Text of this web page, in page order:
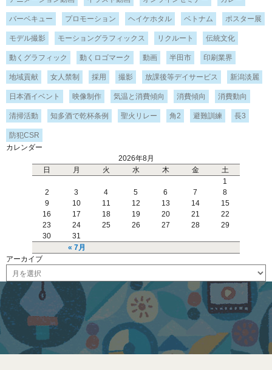
バーベキュー プロモーション ヘイケホタル ベトナム ポスター展
モデル撮影 モーショングラフィックス リクルート 伝統文化
動くグラフィック 動くロゴマーク 動画 半田市 印刷業界
地域貢献 女人禁制 採用 撮影 放課後等デイサービス 新潟淡麗
日本酒イベント 映像制作 気温と消費傾向 消費傾向 消費動向
清掃活動 知多酒で乾杯条例 聖火リレー 角2 避難訓練 長3
防犯CSR
カレンダー
2026年8月
日
月 火 水 木 金 土
« 7月
1
2
3 4 5 6 7
8
9
10 11 12 13 14
15
16
17 18 19 20 21
22
23
24 25 26 27 28
29
30
31
アーカイブ
ー
ブ